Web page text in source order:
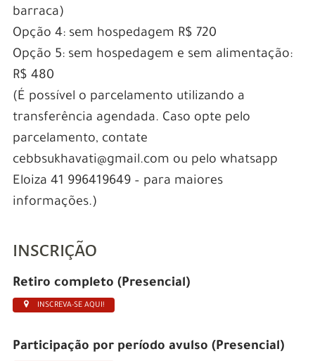
barraca)
Opção 4: sem hospedagem R$ 720
Opção 5: sem hospedagem e sem alimentação:
R$ 480
(É possível o parcelamento utilizando a
transferência agendada. Caso opte pelo
parcelamento, contate
cebbsukhavati@gmail.com ou pelo whatsapp
Eloiza 41 996419649 – para maiores
informações.)
INSCRIÇÃO
Retiro completo (Presencial)
INSCREVA-SE AQUI!
Participação por período avulso (Presencial)